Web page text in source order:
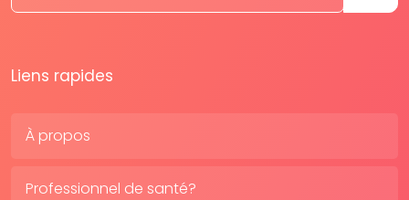
Liens rapides
À propos
Professionnel de santé?